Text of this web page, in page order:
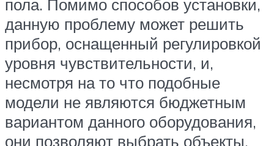
пола. Помимо способов установки,
данную проблему может решить
прибор, оснащенный регулировкой
уровня чувствительности, и,
несмотря на то что подобные
модели не являются бюджетным
вариантом данного оборудования,
они позволяют выбрать объекты,